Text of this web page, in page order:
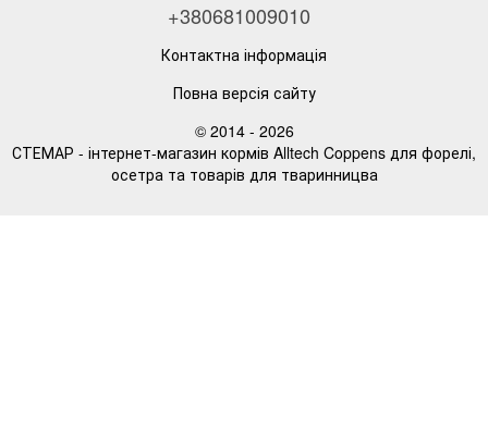
+380681009010
Контактна інформація
Повна версія сайту
© 2014 - 2026
СТЕМАР - інтернет-магазин кормів Alltech Coppens для форелі,
осетра та товарів для тваринницва